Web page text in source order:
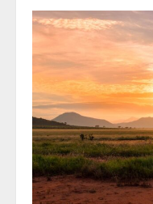
向
穆
斯
傳
福
音
的
可
行
策
略
｜
黃
約
瑟